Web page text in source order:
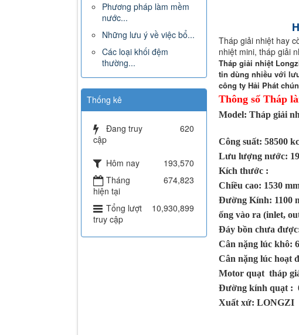
Tháp giải nhiệt hay
nhiệt mini, tháp giải
Tháp giải nhiệt
tin dùng nhiều với
công ty Hải Phát
Thông số Tháp
Model: Tháp giải
Công
Lưu lượng nước:
Kích thước :
Chiều cao: 1530
Đường Kính: 1100
ống vào ra (inlet,
Đáy bồn chưa
Cân nặng lúc khô:
Cân nặng lúc hoạt
Motor quạt tháp
Đường kính quạt :
Xuất xứ: LONGZI
Phương pháp làm mềm
nước...
Những lưu ý về việc bổ...
Các loại khối đệm
thường...
Thống kê
Đang truy
cập
620
Hôm nay
193,570
Tháng
hiện tại
674,823
Tổng lượt
truy cập
10,930,899